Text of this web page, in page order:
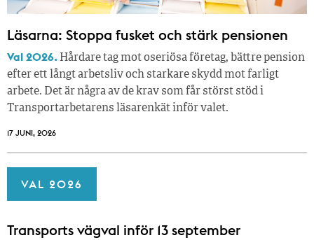
Läsarna: Stoppa fusket och stärk pensionen
Val 2026. Hårdare tag mot oseriösa företag, bättre pension
efter ett långt arbetsliv och starkare skydd mot farligt
arbete. Det är några av de krav som får störst stöd i
Transportarbetarens läsar­enkät inför valet.
17 JUNI, 2026
VAL 2026
Transports vägval inför 13 september